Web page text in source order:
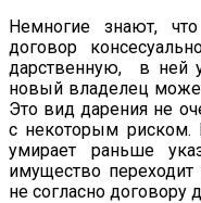
Немногие знают,
договор
дарственную, в ней
новый владелец
Это вид дарения не
с некоторым риском.
умирает раньше
имущество
не согласно договору